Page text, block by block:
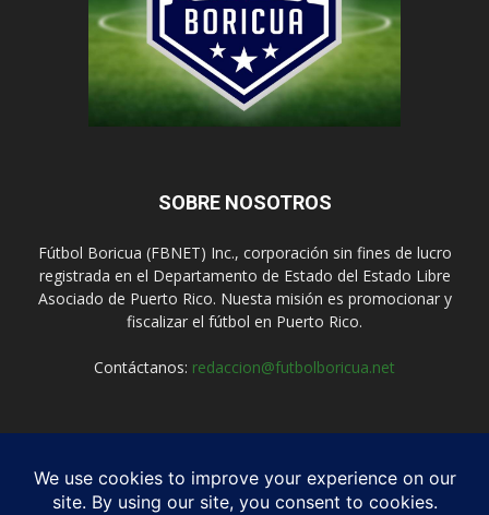
SOBRE NOSOTROS
Fútbol Boricua (FBNET) Inc., corporación sin fines de lucro
registrada en el Departamento de Estado del Estado Libre
Asociado de Puerto Rico. Nuesta misión es promocionar y
fiscalizar el fútbol en Puerto Rico.
Contáctanos: redaccion@futbolboricua.net